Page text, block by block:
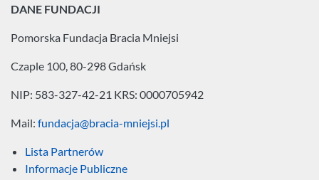
DANE FUNDACJI
Pomorska Fundacja Bracia Mniejsi
Czaple 100, 80-298 Gdańsk
NIP: 583-327-42-21 KRS: 0000705942
Mail: fundacja@bracia-mniejsi.pl
Lista Partnerów
Informacje Publiczne